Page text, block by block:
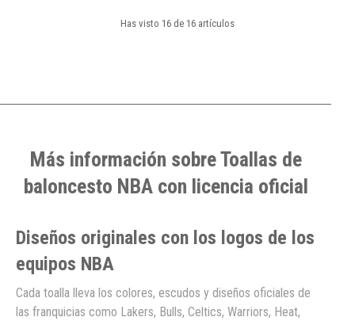
Has visto 16 de 16 artículos
Más información sobre Toallas de
baloncesto NBA con licencia oficial
Diseños originales con los logos de los
equipos NBA
Cada toalla lleva los colores, escudos y diseños oficiales de
las franquicias como Lakers, Bulls, Celtics, Warriors, Heat,